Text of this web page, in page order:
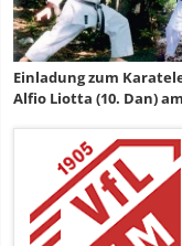
Einladung zum
Alfio Liotta (10. Dan)